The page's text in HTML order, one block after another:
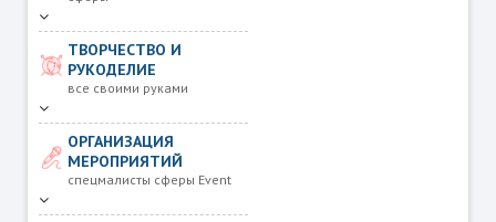
ТВОРЧЕСТВО И
РУКОДЕЛИЕ
все своими руками
ОРГАНИЗАЦИЯ
МЕРОПРИЯТИЙ
спецмалисты сферы Event